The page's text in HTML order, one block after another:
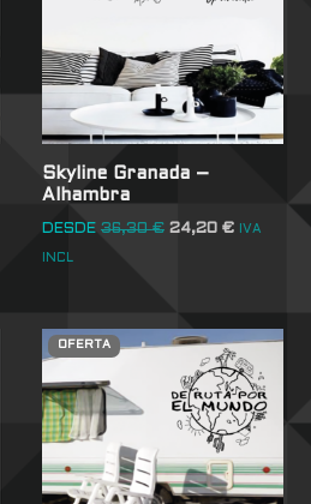
Skyline Granada –
Alhambra
DESDE 36,30€ 24,20 € IVA
INCL
OFERTA